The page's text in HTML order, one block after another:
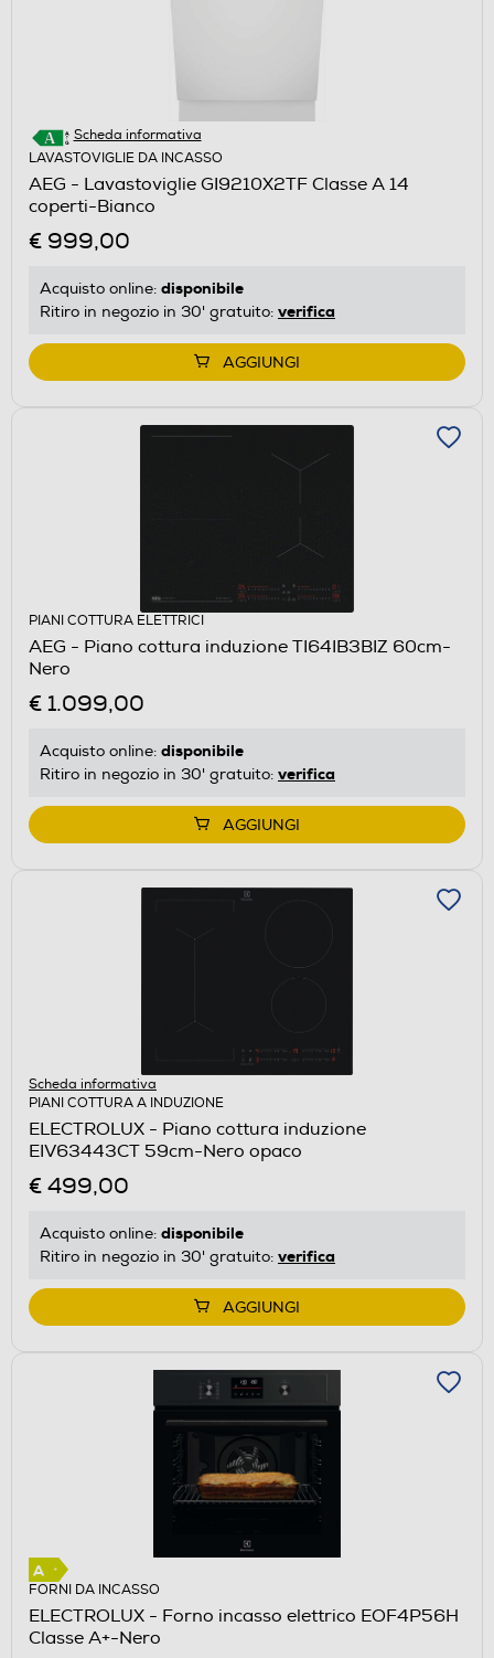
Scheda informativa
LAVASTOVIGLIE DA INCASSO
AEG - Lavastoviglie GI9210X2TF Classe A 14
coperti-Bianco
€ 999,00
Acquisto online: disponibile
Ritiro in negozio in 30' gratuito: verifica
AGGIUNGI
PIANI COTTURA ELETTRICI
AEG - Piano cottura induzione TI64IB3BIZ 60cm-
Nero
€ 1.099,00
Acquisto online: disponibile
Ritiro in negozio in 30' gratuito: verifica
AGGIUNGI
Scheda informativa
PIANI COTTURA A INDUZIONE
ELECTROLUX - Piano cottura induzione
EIV63443CT 59cm-Nero opaco
€ 499,00
Acquisto online: disponibile
Ritiro in negozio in 30' gratuito: verifica
AGGIUNGI
FORNI DA INCASSO
ELECTROLUX - Forno incasso elettrico EOF4P56H
Classe A+-Nero